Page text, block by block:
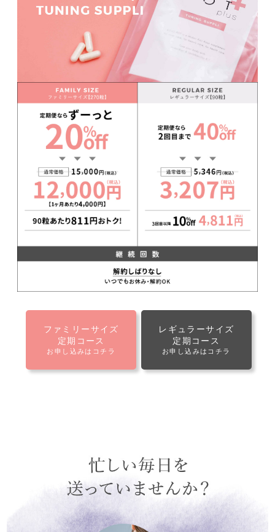
ファミリーサイズ
定期コース
お申し込みはコチラ
レギュラーサイズ
定期コース
お申し込みはコチラ